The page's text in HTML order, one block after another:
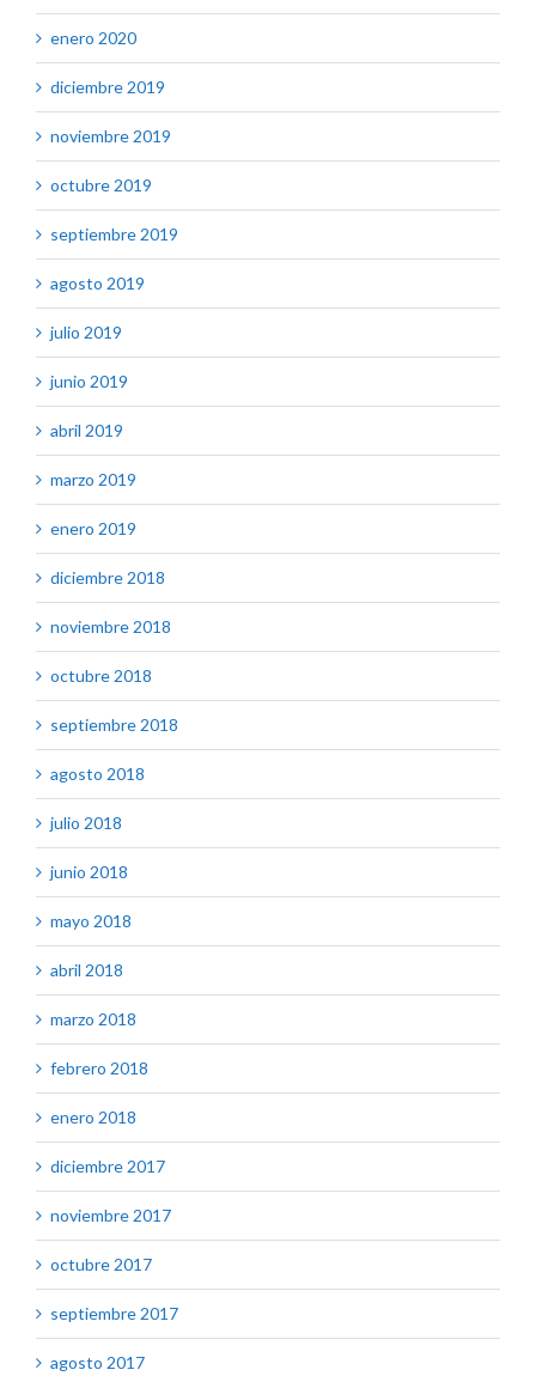
enero 2020
diciembre 2019
noviembre 2019
octubre 2019
septiembre 2019
agosto 2019
julio 2019
junio 2019
abril 2019
marzo 2019
enero 2019
diciembre 2018
noviembre 2018
octubre 2018
septiembre 2018
agosto 2018
julio 2018
junio 2018
mayo 2018
abril 2018
marzo 2018
febrero 2018
enero 2018
diciembre 2017
noviembre 2017
octubre 2017
septiembre 2017
agosto 2017